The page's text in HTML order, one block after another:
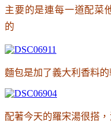
主要的是連每一道配菜
的
麵包是加了義大利香料
配著今天的羅宋湯很搭